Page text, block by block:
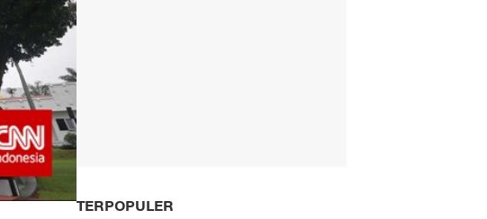
TERPOPULER